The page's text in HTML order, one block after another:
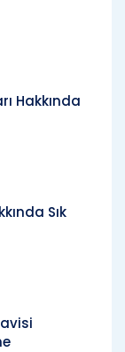
Hakkında
Sık